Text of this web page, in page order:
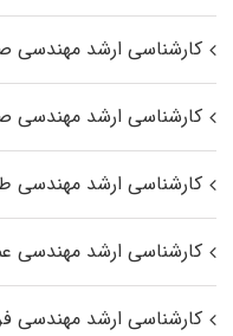
کارشناسی ارشد مهندسی
کارشناسی ارشد مهندسی
کارشناسی ارشد
کارشناسی ارشد مهندسی
کارشناسی ارشد مهندسی